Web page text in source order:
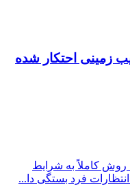
و ۱۰۰ تن سیب زمینی احتکار شده
کاملاً به شرایط
انتظارات فرد بستگی دا...